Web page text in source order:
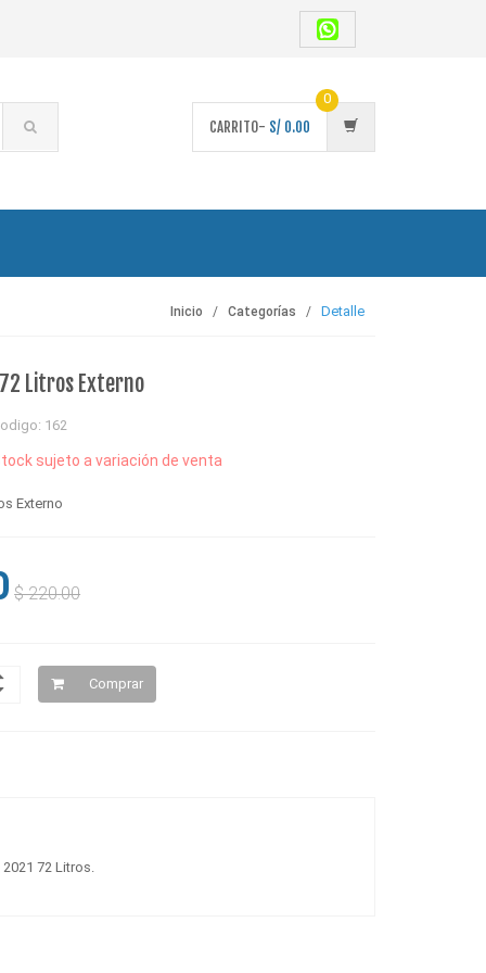
CARRITO- S/ 0.00
0
Inicio Categorías Detalle
Litros Externo
162
sujeto a variación de venta
Externo
$ 220.00
Comprar
72 Litros.